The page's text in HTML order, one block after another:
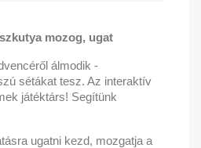
mozog, ugat
álmodik -
sétákat tesz. Az interaktív
játéktárs! Segítünk
ugatni kezd, mozgatja a